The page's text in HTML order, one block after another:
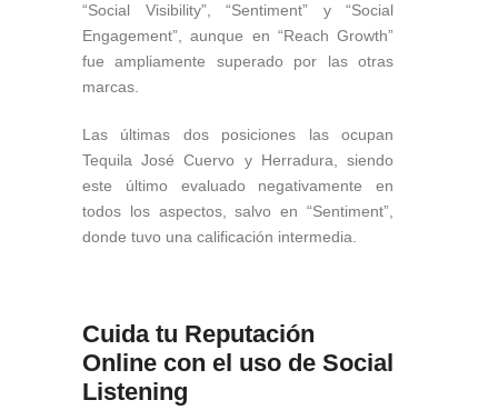
“Social Visibility”, “Sentiment” y “Social
Engagement”, aunque en “Reach Growth”
fue ampliamente superado por las otras
marcas.
Las últimas dos posiciones las ocupan
Tequila José Cuervo y Herradura, siendo
este último evaluado negativamente en
todos los aspectos, salvo en “Sentiment”,
donde tuvo una calificación intermedia.
Cuida tu Reputación
Online con el uso de Social
Listening